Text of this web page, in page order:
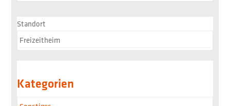
Standort
Freizeitheim
Kategorien